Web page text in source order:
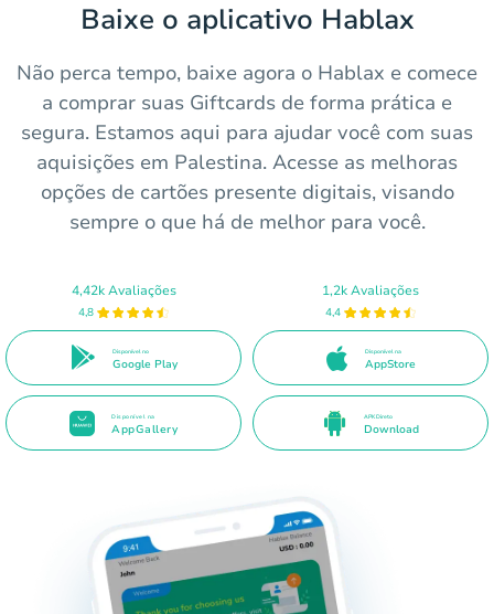
Baixe o aplicativo Hablax
Não perca tempo, baixe agora o Hablax e comece
a comprar suas Giftcards de forma prática e
segura. Estamos aqui para ajudar você com suas
aquisições em Palestina. Acesse as melhoras
opções de cartões presente digitais, visando
sempre o que há de melhor para você.
4,42k Avaliações
4,8
Disponível no
Google Play
1,2k Avaliações
4,4
Disponível na
AppStore
Disponível na
AppGallery
APK Direto
Download